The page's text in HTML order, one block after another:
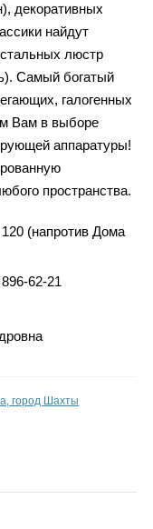
декоративных
найдут
люстр
Самый богатый
галогенных
Вам в выборе
аппаратуры!
пространства.
(напротив Дома
62-21
город Шахты